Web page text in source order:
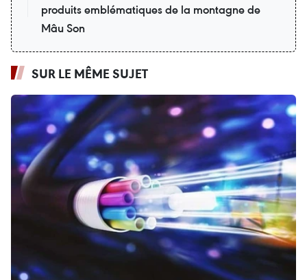
produits emblématiques de la montagne de
Mâu Son
SUR LE MÊME SUJET